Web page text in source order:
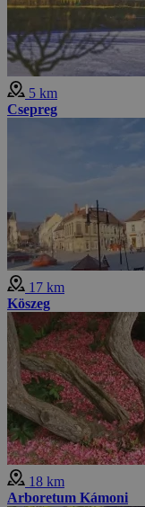
5 km
Csepreg
17 km
Köszeg
18 km
Arboretum Kámoni